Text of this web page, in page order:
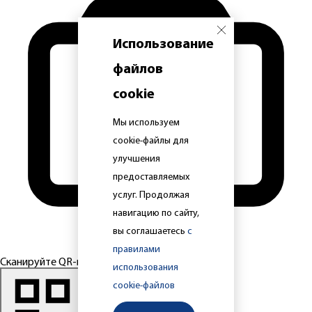
Использование
файлов
cookie
Мы используем
cookie-файлы для
улучшения
предоставляемых
услуг. Продолжая
навигацию по сайту,
вы соглашаетесь с
правилами
использования
cookie-файлов
Сканируйте QR-код